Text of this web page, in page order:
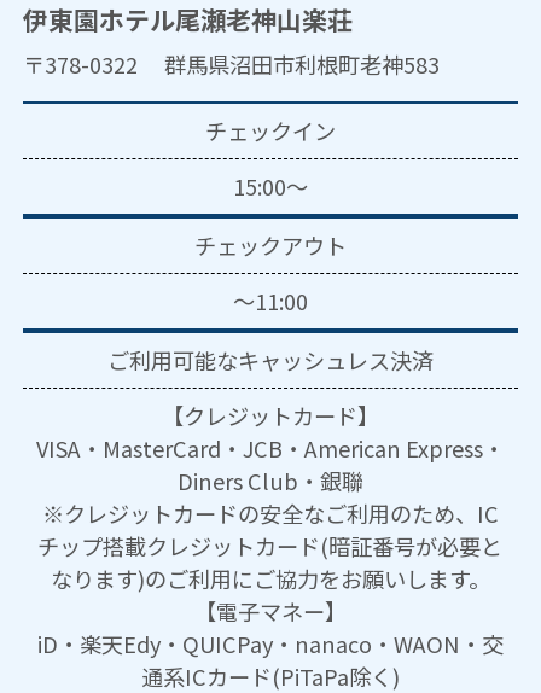
伊東園ホテル尾瀬老神山楽荘
〒378-0322 群馬県沼田市利根町老神583
チェックイン
15:00～
チェックアウト
～11:00
ご利用可能なキャッシュレス決済
【クレジットカード】
VISA・MasterCard・JCB・American Express・
Diners Club・銀聯
※クレジットカードの安全なご利用のため、IC
チップ搭載クレジットカード(暗証番号が必要と
なります)のご利用にご協力をお願いします。
【電子マネー】
iD・楽天Edy・QUICPay・nanaco・WAON・交
通系ICカード(PiTaPa除く)